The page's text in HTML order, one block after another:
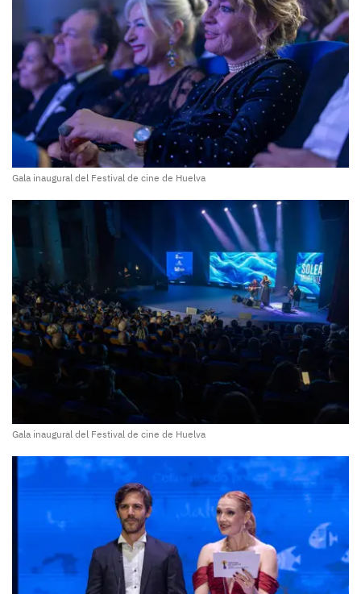
Gala inaugural del Festival de cine de Huelva
Gala inaugural del Festival de cine de Huelva